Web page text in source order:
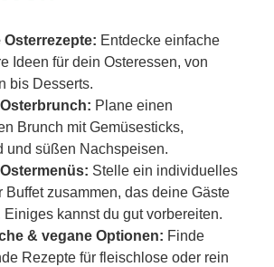
Osterrezepte: Entdecke einfache
Ideen für dein Osteressen, von
bis Desserts.
Plane einen
Brunch mit Gemüsesticks,
und süßen Nachspeisen.
Stelle ein individuelles
Buffet zusammen, das deine Gäste
Einiges kannst du gut vorbereiten.
& vegane Optionen: Finde
Rezepte für fleischlose oder rein